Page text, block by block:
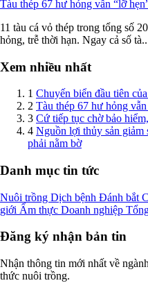
Tàu thép 67 hư hỏng vẫn “lỡ
11 tàu cá vỏ thép trong tổng số
hỏng, trễ thời hạn. Ngay cả số
Xem nhiều nhất
1 Chuyến biển đầu tiên
2 Tàu thép 67 hư hỏng
3 Cứ tiếp tục chờ bảo
4 Nguồn lợi thủy sản giảm
phải nằm bờ
Danh mục tin tức
Nuôi trồng Dịch bệnh Đánh bắt
giới Ẩm thực Doanh nghiệp
Đăng ký nhận bản tin
Nhận thông tin mới nhất về
thức nuôi trồng.